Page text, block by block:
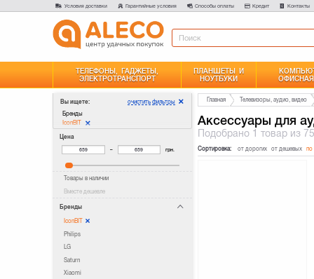
Условия доставки Гарантийные условия Способы оплаты Кредит Контакты
ТЕЛЕФОНЫ, ГАДЖЕТЫ,
ЭЛЕКТРОТРАНСПОРТ
ПЛАНШЕТЫ И
НОУТБУКИ
Вы ищете:
Бренды
IconBIT
очистить фильтры
Цена
– грн.
Товары в наличии
Вместе дешевле
Бренды
IconBIT
Philips
LG
Saturn
Xiaomi
Главная Телевизоры, аудио, видео
Аксессуары для
Подобрано 1 товар из
Сортировка: от дорогих от дешевых по